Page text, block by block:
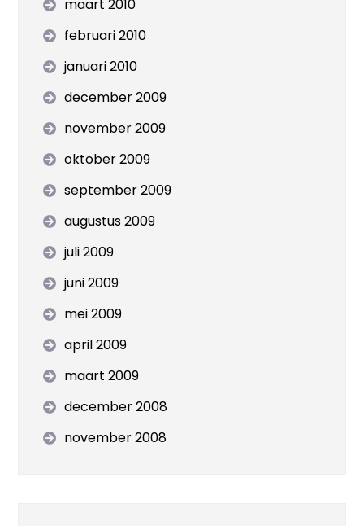
maart 2010
februari 2010
januari 2010
december 2009
november 2009
oktober 2009
september 2009
augustus 2009
juli 2009
juni 2009
mei 2009
april 2009
maart 2009
december 2008
november 2008